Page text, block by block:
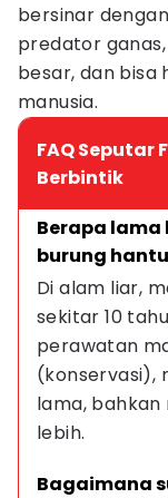
bersinar
predator
besar, dan bisa
manusia.
FAQ Seputar
Berbintik
Berapa
burung
Di alam liar,
sekitar 10
perawatan
(konservasi),
lama,
lebih.
Bagaimana